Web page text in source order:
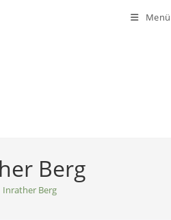
Menü
Berg
Inrather Berg